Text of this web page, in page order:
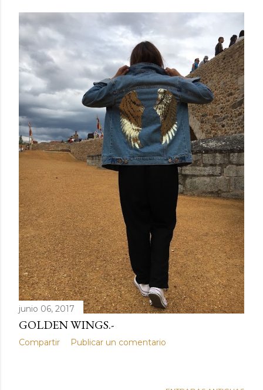
junio 06, 2017
GOLDEN WINGS.-
Compartir Publicar un comentario